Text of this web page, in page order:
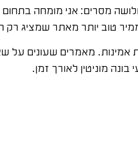
מסרים: אני מומחה בתחום
טוב יותר מאתר שמציג רק
אמינות. מאמרים שעונים על
מוניטין לאורך זמן.